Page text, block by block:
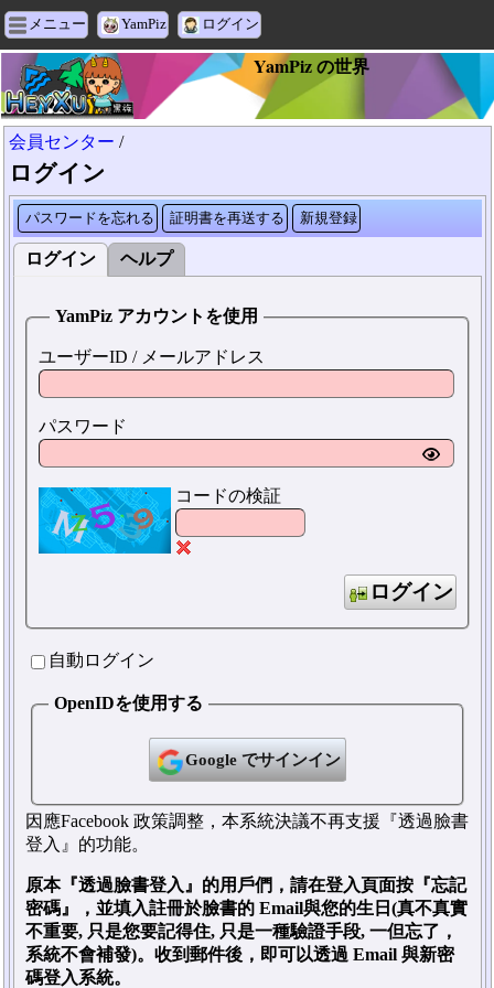
メニュー YamPiz ログイン
YamPiz の世界
会員センター /
ログイン
パスワードを忘れる 証明書を再送する 新規登録
ログイン ヘルプ
YamPiz アカウントを使用
ユーザーID / メールアドレス
パスワード
コードの検証
ログイン
自動ログイン
OpenIDを使用する
Google でサインイン
因應Facebook 政策調整，本系統決議不再支援『透過臉書
登入』的功能。
原本『透過臉書登入』的用戶們，請在登入頁面按『忘記
密碼』，並填入註冊於臉書的 Email與您的生日(真不真實
不重要, 只是您要記得住, 只是一種驗證手段, 一但忘了，
系統不會補發)。收到郵件後，即可以透過 Email 與新密
碼登入系統。